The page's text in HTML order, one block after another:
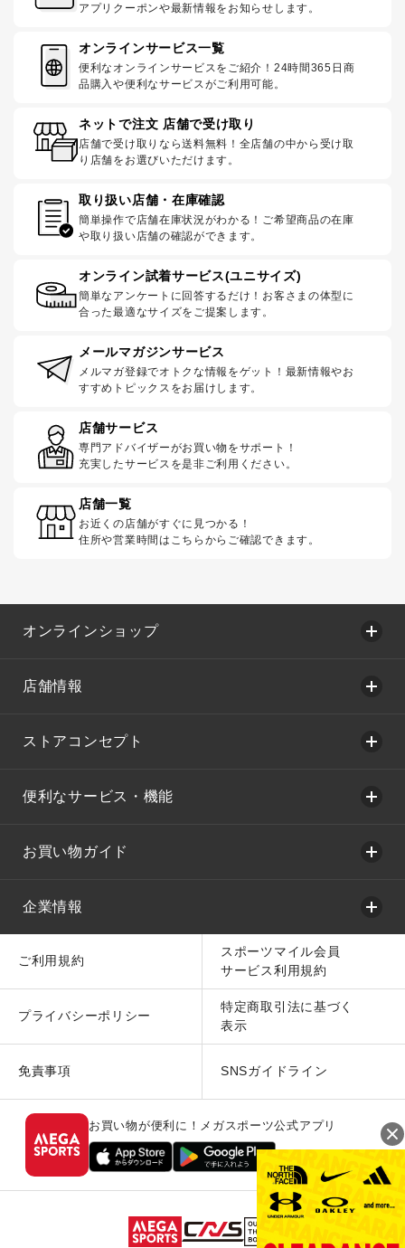
アプリクーポンや最新情報をお知らせします。
オンラインサービス一覧
便利なオンラインサービスをご紹介！24時間365日商
品購入や便利なサービスがご利用可能。
ネットで注文 店舗で受け取り
店舗で受け取りなら送料無料！全店舗の中から受け取
り店舗をお選びいただけます。
取り扱い店舗・在庫確認
簡単操作で店舗在庫状況がわかる！ご希望商品の在庫
や取り扱い店舗の確認ができます。
オンライン試着サービス(ユニサイズ)
簡単なアンケートに回答するだけ！お客さまの体型に
合った最適なサイズをご提案します。
メールマガジンサービス
メルマガ登録でオトクな情報をゲット！最新情報やお
すすめトピックスをお届けします。
店舗サービス
専門アドバイザーがお買い物をサポート！
充実したサービスを是非ご利用ください。
店舗一覧
お近くの店舗がすぐに見つかる！
住所や営業時間はこちらからご確認できます。
オンラインショップ
店舗情報
ストアコンセプト
便利なサービス・機能
お買い物ガイド
企業情報
ご利用規約
スポーツマイル会員
サービス利用規約
プライバシーポリシー
特定商取引法に基づく
表示
免責事項 SNSガイドライン
お買い物が便利に！メガスポーツ公式アプリ